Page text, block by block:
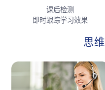
课后检测
即时跟踪学习效果
思